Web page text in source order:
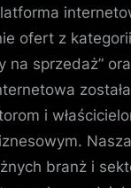
ofert z
na sprzedaż”
i
branż i